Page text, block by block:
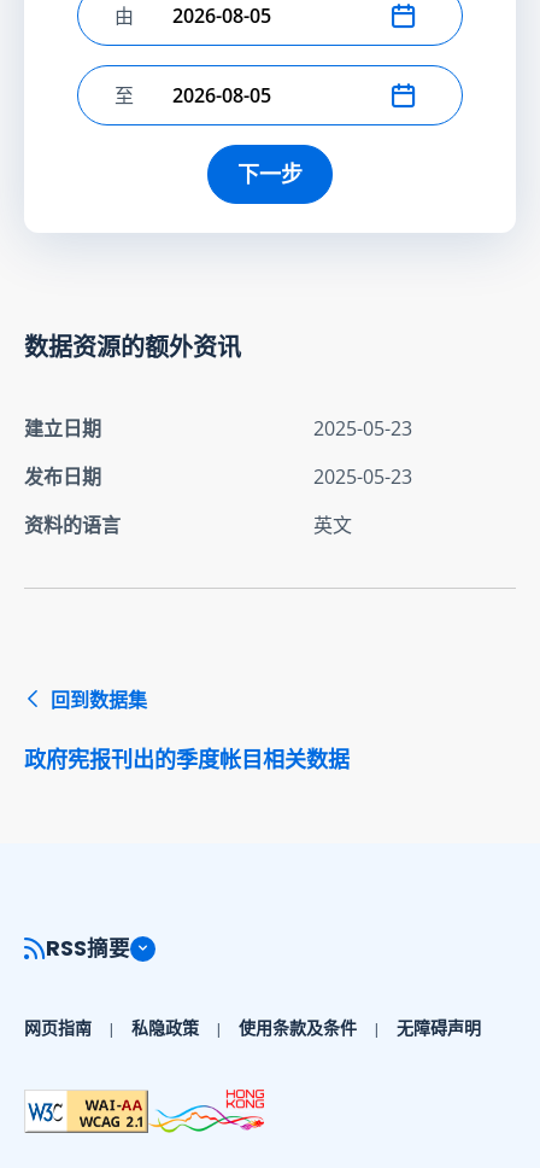
选择开始日期
由
选择结束日期
至
下一步
数据资源的额外资讯
建立日期
2025-05-23
发布日期
2025-05-23
资料的语言
英文
回到数据集
政府宪报刊出的季度帐目相关数据
RSS摘要
网页指南 私隐政策 使用条款及条件 无障碍声明